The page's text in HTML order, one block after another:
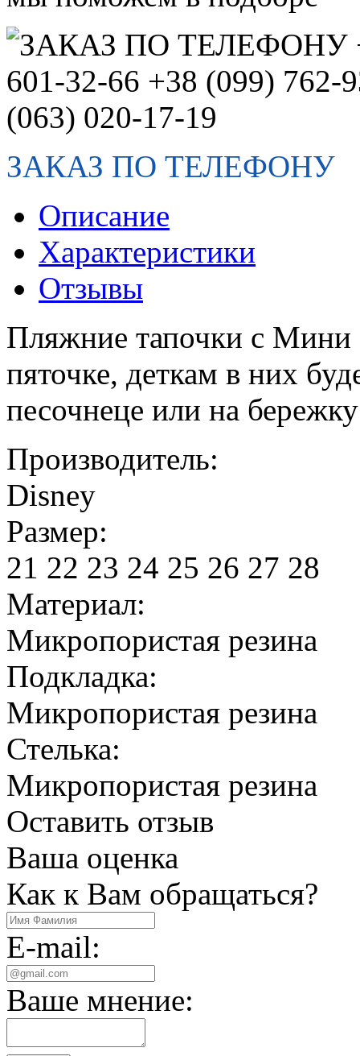
ЗАКАЗ ПО ТЕЛЕФОНУ
Описание
Характеристики
Отзывы
Пляжние тапочки с
пяточке, деткам в них
песочнеце или на
Производитель:
Disney
Размер:
21 22 23 24 25 26 27 28
Материал:
Микропористая резина
Подкладка:
Микропористая резина
Стелька:
Микропористая резина
Оставить отзыв
Ваша оценка
Как к Вам обращаться?
E-mail:
Ваше мнение: